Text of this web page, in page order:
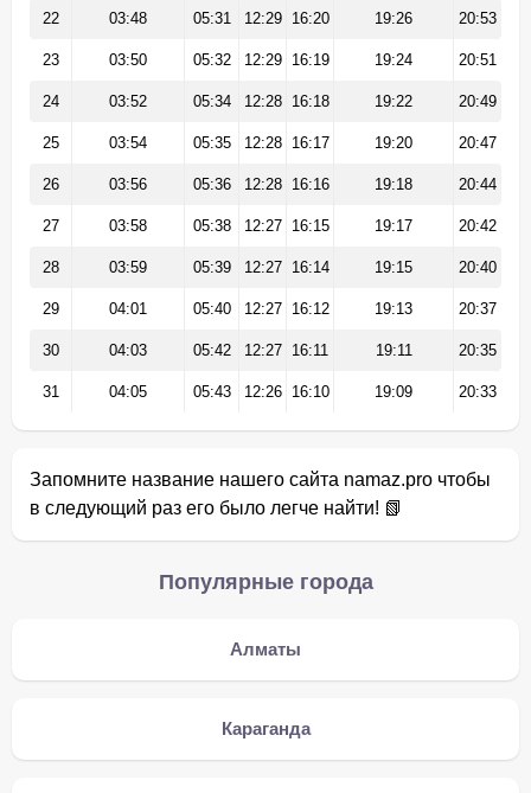
22 03:48 05:31 12:29 16:20 19:26 20:53
23 03:50 05:32 12:29 16:19 19:24 20:51
24 03:52 05:34 12:28 16:18 19:22 20:49
25 03:54 05:35 12:28 16:17 19:20 20:47
26 03:56 05:36 12:28 16:16 19:18 20:44
27 03:58 05:38 12:27 16:15 19:17 20:42
28 03:59 05:39 12:27 16:14 19:15 20:40
29 04:01 05:40 12:27 16:12 19:13 20:37
30 04:03 05:42 12:27 16:11 19:11 20:35
31 04:05 05:43 12:26 16:10 19:09 20:33
Запомните название нашего сайта namaz.pro чтобы
в следующий раз его было легче найти! 📗
Популярные города
Алматы
Караганда